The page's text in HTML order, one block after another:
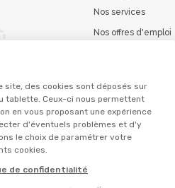
site, des cookies sont déposés sur
tablette. Ceux-ci nous permettent
en vous proposant une expérience
d'éventuels problèmes et d'y
le choix de paramétrer votre
cookies.
de confidentialité
Nos services
Nos offres d'emploi
La marque Terzéo
© Terres et eaux 2026
Politique de confidentialité